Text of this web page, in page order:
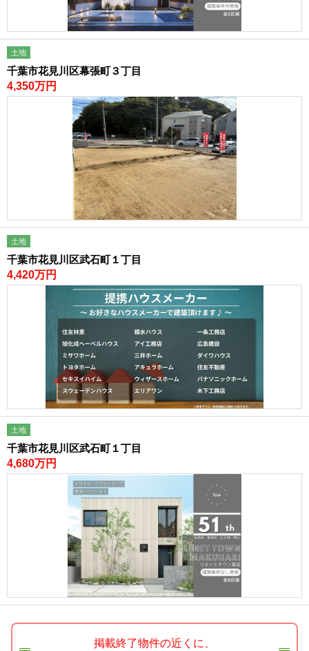
土地
千葉市花見川区幕張町３丁目
4,350万円
土地
千葉市花見川区武石町１丁目
4,420万円
土地
千葉市花見川区武石町１丁目
4,680万円
掲載終了物件の近くに、